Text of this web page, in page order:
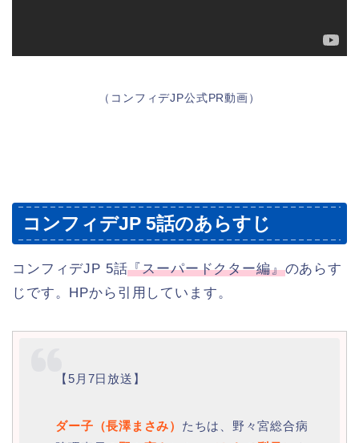
（コンフィデJP公式PR動画）
コンフィデJP 5話のあらすじ
コンフィデJP 5話『スーパードクター編』のあらす
じです。HPから引用しています。
【5月7日放送】
ダー子（長澤まさみ） たちは、野々宮総合病